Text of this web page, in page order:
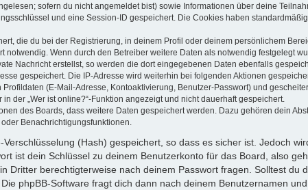
sofern du nicht angemeldet bist) sowie Informationen über deine
und eine Session-ID gespeichert. Die Cookies haben
die du bei der Registrierung, in deinem Profil oder deinem persönlichem
notwendig. Wenn durch den Betreiber weitere Daten als notwendig festgelegt
Nachricht erstellst, so werden die dort eingegebenen Daten ebenfalls
gespeichert. Die IP-Adresse wird weiterhin bei folgenden Aktionen
(E-Mail-Adresse, Kontoaktivierung, Benutzer-Passwort) und
der „Wer ist online?“-Funktion angezeigt und nicht dauerhaft gespeichert.
des Boards, dass weitere Daten gespeichert werden. Dazu gehören dein
Benachrichtigungsfunktionen.
(Hash) gespeichert, so dass es sicher ist. Jedoch
ist dein Schlüssel zu deinem Benutzerkonto für das Board, also
Dritter berechtigterweise nach deinem Passwort fragen. Solltest
phpBB-Software fragt dich dann nach deinem Benutzernamen